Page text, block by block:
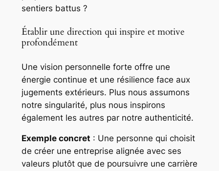
sentiers battus ?
Établir une direction qui inspire et motive
profondément
Une vision personnelle forte offre une
énergie continue et une résilience face aux
jugements extérieurs. Plus nous assumons
notre singularité, plus nous inspirons
également les autres par notre authenticité.
Exemple concret : Une personne qui choisit
de créer une entreprise alignée avec ses
valeurs plutôt que de poursuivre une carrière